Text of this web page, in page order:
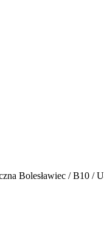
Bolesławiec / B10 /